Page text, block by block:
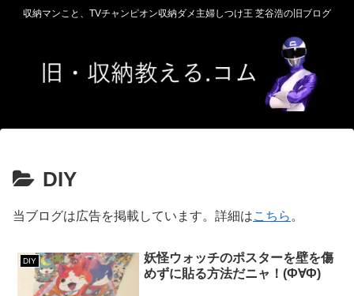
収納マンこと、TVチャンピオン収納ダメ主婦しつけ王 芝谷浩の旧ブログ
DIY
当ブログは広告を掲載しています。詳細はこちら 。
DIY
妖怪ウォッチのポスターを壁を傷
めずに貼る方法だニャ！(Ф∀Ф)